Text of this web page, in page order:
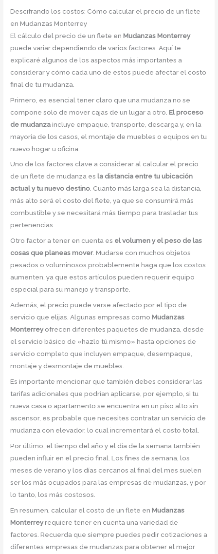
Descifrando los costos: Cómo calcular el precio de un flete
en Mudanzas Monterrey
El cálculo del precio de un flete enMudanzas Monterrey
puede variar dependiendo de varios factores. Aquí te
explicaré algunos de los aspectos más importantes a
considerar y cómo cada uno de estos puede afectar el costo
final de tu mudanza.
Primero, es esencial tener claro que una mudanza no se
compone solo de mover cajas de un lugar a otro.El proceso
de mudanzaincluye empaque, transporte, descarga y, en la
mayoría de los casos, el montaje de muebles o equipos en tu
nuevo hogar u oficina.
Uno de los factores clave a considerar al calcular el precio
de un flete de mudanza esla distancia entre tu ubicación
actual y tu nuevo destino. Cuanto más larga sea la distancia,
más alto será el costo del flete, ya que se consumirá más
combustible y se necesitará más tiempo para trasladar tus
pertenencias.
Otro factor a tener en cuenta es el volumen y el peso de las
cosas que planeas mover. Mudarse con muchos objetos
pesados o voluminosos probablemente haga que los costos
aumenten, ya que estos artículos pueden requerir equipo
especial para su manejo y transporte.
Además, el precio puede verse afectado por el tipo de
servicio que elijas. Algunas empresas comoMudanzas
Monterreyofrecen diferentes paquetes de mudanza, desde
el servicio básico de «hazlo tú mismo» hasta opciones de
servicio completo que incluyen empaque, desempaque,
montaje y desmontaje de muebles.
Es importante mencionar que también debes considerar las
tarifas adicionales que podrían aplicarse, por ejemplo, si tu
nueva casa o apartamento se encuentra en un piso alto sin
ascensor, es probable que necesites contratar un servicio de
mudanza con elevador, lo cual incrementará el costo total.
Por último, el tiempo del año y el día de la semana también
pueden influir en el precio final. Los fines de semana, los
meses de verano y los días cercanos al final del mes suelen
ser los más ocupados para las empresas de mudanzas, y por
lo tanto, los más costosos.
En resumen, calcular el costo de un flete enMudanzas
Monterreyrequiere tener en cuenta una variedad de
factores. Recuerda que siempre puedes pedir cotizaciones a
diferentes empresas de mudanzas para obtener el mejor